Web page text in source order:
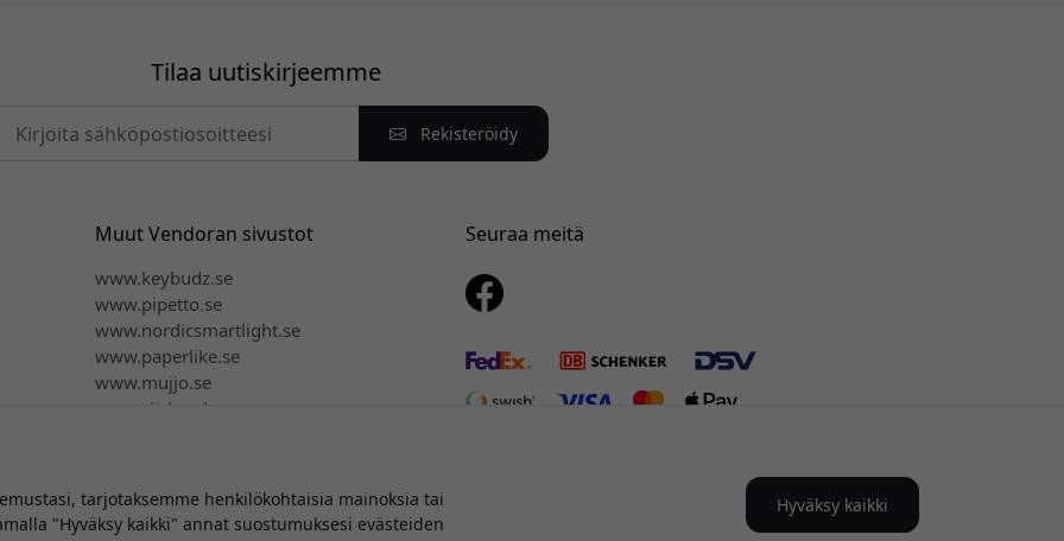
Tilaa uutiskirjeemme
Rekisteröidy
Muut Vendoran sivustot
www.keybudz.se
www.pipetto.se
www.nordicsmartlight.se
www.paperlike.se
www.mujjo.se
www.clickandgrow.se
Seuraa meitä
tarjotaksemme henkilökohtaisia mainoksia tai
"Hyväksy kaikki" annat suostumuksesi evästeiden
Hyväksy kaikki